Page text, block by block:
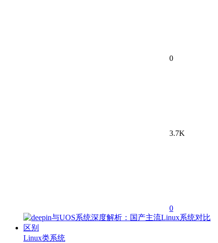
0
3.7K
0
Linux类系统